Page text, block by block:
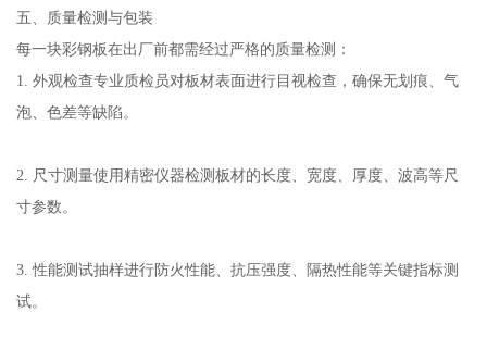
五、质量检测与包装
每一块彩钢板在出厂前都需经过严格的质量检测：
1. 外观检查专业质检员对板材表面进行目视检查，确保无划痕、气
泡、色差等缺陷。
2. 尺寸测量使用精密仪器检测板材的长度、宽度、厚度、波高等尺
寸参数。
3. 性能测试抽样进行防火性能、抗压强度、隔热性能等关键指标测
试。